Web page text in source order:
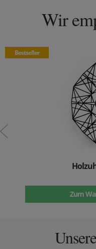
Wir
Bestseller
Zum